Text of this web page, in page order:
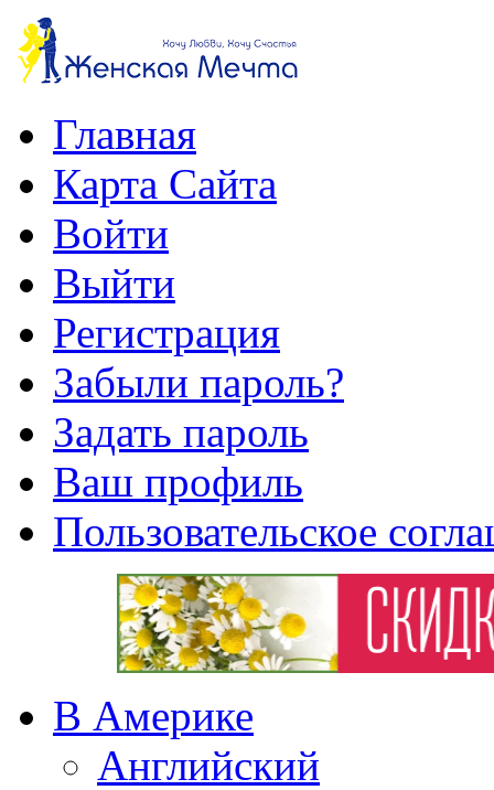
Главная
Карта Сайта
Войти
Выйти
Регистрация
Забыли пароль?
Задать пароль
Ваш профиль
Пользовательское
В Америке
Английский